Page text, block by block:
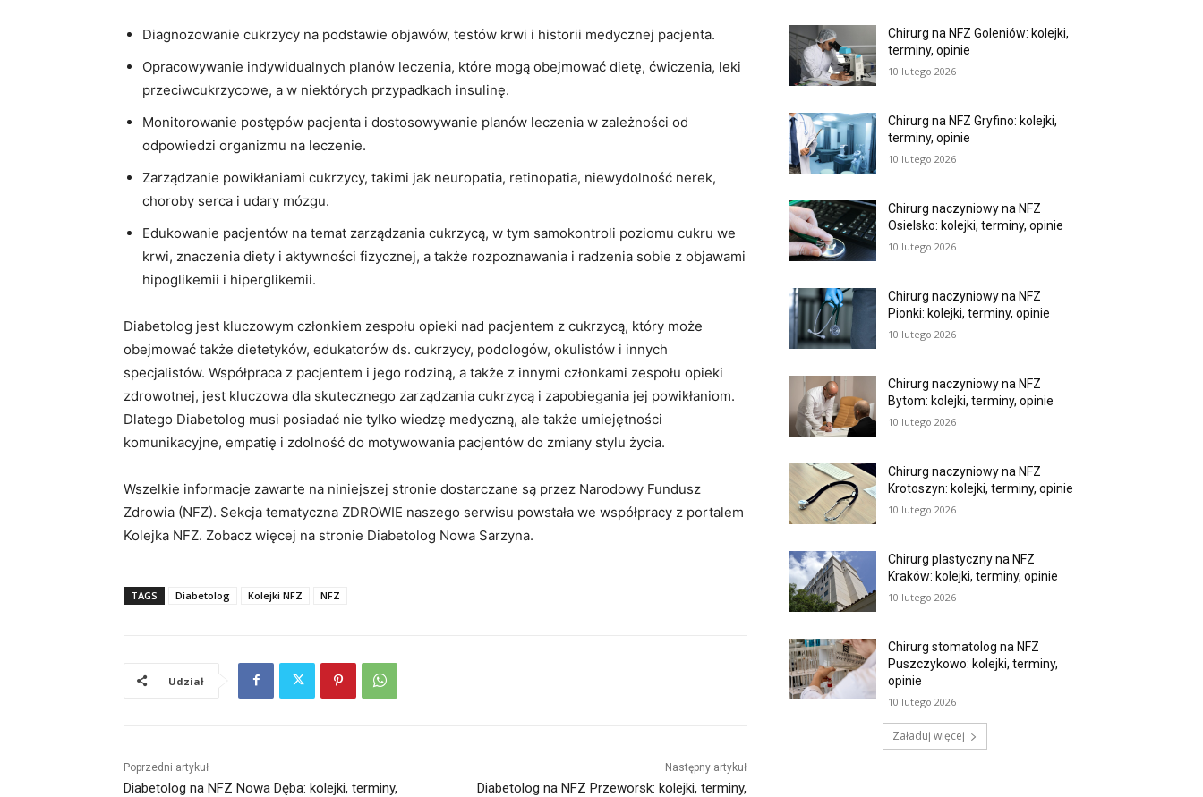
Diagnozowanie cukrzycy na podstawie objawów, testów krwi i historii medycznej pacjenta.
Opracowywanie indywidualnych planów leczenia, które mogą obejmować dietę, ćwiczenia, leki
przeciwcukrzycowe, a w niektórych przypadkach insulinę.
Monitorowanie postępów pacjenta i dostosowywanie planów leczenia w zależności od
odpowiedzi organizmu na leczenie.
Zarządzanie powikłaniami cukrzycy, takimi jak neuropatia, retinopatia, niewydolność nerek,
choroby serca i udary mózgu.
Edukowanie pacjentów na temat zarządzania cukrzycą, w tym samokontroli poziomu cukru we
krwi, znaczenia diety i aktywności fizycznej, a także rozpoznawania i radzenia sobie z objawami
hipoglikemii i hiperglikemii.
Diabetolog jest kluczowym członkiem zespołu opieki nad pacjentem z cukrzycą, który może
obejmować także dietetyków, edukatorów ds. cukrzycy, podologów, okulistów i innych
specjalistów. Współpraca z pacjentem i jego rodziną, a także z innymi członkami zespołu opieki
zdrowotnej, jest kluczowa dla skutecznego zarządzania cukrzycą i zapobiegania jej powikłaniom.
Dlatego Diabetolog musi posiadać nie tylko wiedzę medyczną, ale także umiejętności
komunikacyjne, empatię i zdolność do motywowania pacjentów do zmiany stylu życia.
Wszelkie informacje zawarte na niniejszej stronie dostarczane są przez Narodowy Fundusz
Zdrowia (NFZ). Sekcja tematyczna ZDROWIE naszego serwisu powstała we współpracy z portalem
Kolejka NFZ. Zobacz więcej na stronie Diabetolog Nowa Sarzyna.
TAGS Diabetolog Kolejki NFZ NFZ
Udział
Poprzedni artykuł
Diabetolog na NFZ Nowa Dęba: kolejki, terminy,
Następny artykuł
Diabetolog na NFZ Przeworsk: kolejki, terminy,
Chirurg na NFZ Goleniów: kolejki,
terminy, opinie
10 lutego 2026
Chirurg na NFZ Gryfino: kolejki,
terminy, opinie
10 lutego 2026
Chirurg naczyniowy na NFZ
Osielsko: kolejki, terminy, opinie
10 lutego 2026
Chirurg naczyniowy na NFZ
Pionki: kolejki, terminy, opinie
10 lutego 2026
Chirurg naczyniowy na NFZ
Bytom: kolejki, terminy, opinie
10 lutego 2026
Chirurg naczyniowy na NFZ
Krotoszyn: kolejki, terminy, opinie
10 lutego 2026
Chirurg plastyczny na NFZ
Kraków: kolejki, terminy, opinie
10 lutego 2026
Chirurg stomatolog na NFZ
Puszczykowo: kolejki, terminy,
opinie
10 lutego 2026
Załaduj więcej